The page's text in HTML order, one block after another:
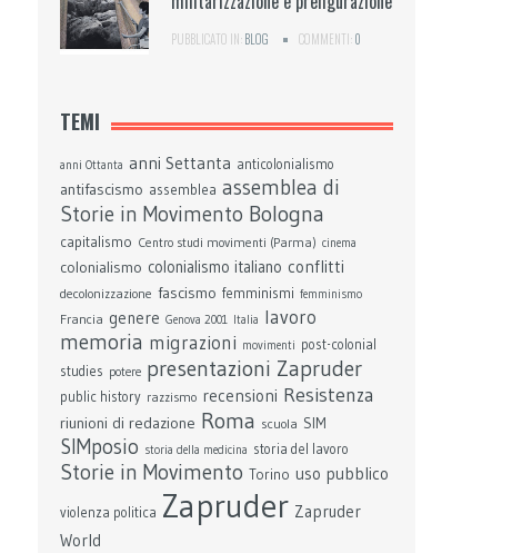
PUBBLICATO IN:BLOG COMMENTI:0
TEMI
anni Ottanta anni Settanta anticolonialismo
antifascismo assemblea assemblea di
Storie in Movimento Bologna
capitalismo Centro studi movimenti (Parma) cinema
colonialismo colonialismo italiano conflitti
decolonizzazione fascismo femminismi femminismo
Francia genere Genova 2001 Italia lavoro
memoria migrazioni movimenti post-colonial
studies potere presentazioni Zapruder
public history razzismo recensioni Resistenza
riunioni di redazione Roma scuola SIM
SIMposio storia della medicina storia del lavoro
Storie in Movimento Torino uso pubblico
violenza politica Zapruder Zapruder
World